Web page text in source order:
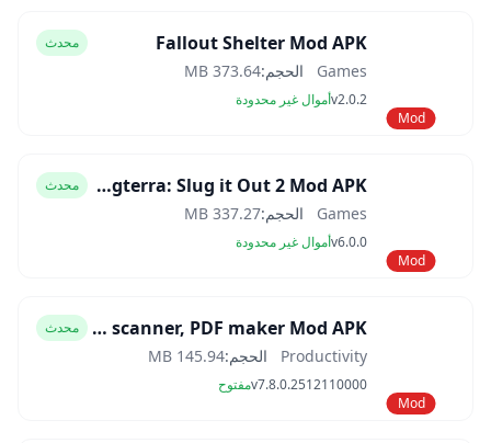
Mod
Fallout Shelter Mod APK محدث
Games الحجم:373.64 MB
v2.0.2أموال غير محدودة
Mod
Slugterra: Slug it Out 2 Mod APK محدث
Games الحجم:337.27 MB
v6.0.0أموال غير محدودة
Mod
CamScanner- scanner, PDF maker Mod APK محدث
Productivity الحجم:145.94 MB
v7.8.0.2512110000مفتوح